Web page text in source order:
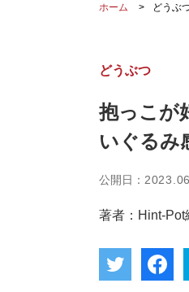
ホーム どうぶ
どうぶつ
抱っこが
いぐるみ
公開日：
著者：Hint-Pot